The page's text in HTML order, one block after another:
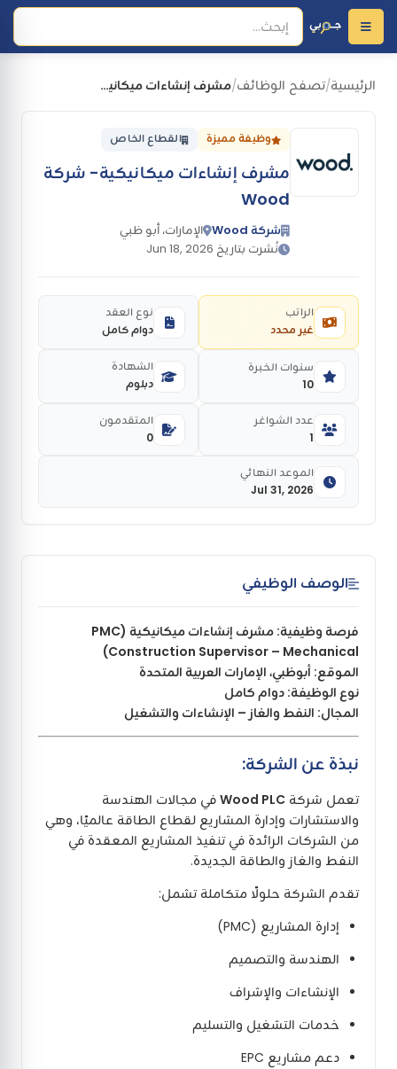
الرئيسية/تصفح الوظائف/ مشرف إنشاءات ميكانيكية- شركة Wood
وظيفة مميزة القطاع الخاص
مشرف إنشاءات ميكانيكية- شركة
Wood
شركة Wood
الإمارات، أبو ظبي
نُشرت بتاريخ Jun 18, 2026
غير محدد
الراتب
دوام كامل
نوع العقد
10
سنوات الخبرة
دبلوم
الشهادة
1
عدد الشواغر
0
المتقدمون
Jul 31, 2026
الموعد النهائي
الوصف الوظيفي
فرصة وظيفية: مشرف إنشاءات ميكانيكية (PMC
Construction Supervisor – Mechanical)
الموقع: أبوظبي، الإمارات العربية المتحدة
نوع الوظيفة: دوام كامل
المجال: النفط والغاز – الإنشاءات والتشغيل
نبذة عن الشركة:
تعمل شركة Wood PLC في مجالات الهندسة
والاستشارات وإدارة المشاريع لقطاع الطاقة عالميًا، وهي
من الشركات الرائدة في تنفيذ المشاريع المعقدة في
النفط والغاز والطاقة الجديدة.
تقدم الشركة حلولًا متكاملة تشمل:
إدارة المشاريع (PMC)
الهندسة والتصميم
الإنشاءات والإشراف
خدمات التشغيل والتسليم
دعم مشاريع EPC